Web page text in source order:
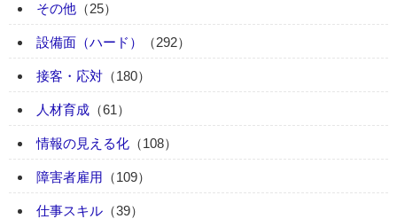
その他 （25）
設備面（ハード） （292）
接客・応対 （180）
人材育成 （61）
情報の見える化 （108）
障害者雇用 （109）
仕事スキル （39）